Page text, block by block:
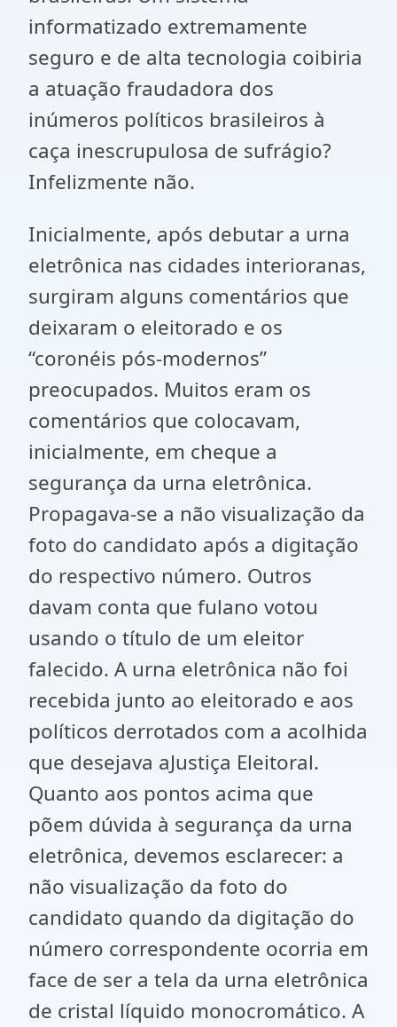
informatizado extremamente
seguro e de alta tecnologia coibiria
a atuação fraudadora dos
inúmeros políticos brasileiros à
caça inescrupulosa de sufrágio?
Infelizmente não.
Inicialmente, após debutar a urna
eletrônica nas cidades interioranas,
surgiram alguns comentários que
deixaram o eleitorado e os
“coronéis pós-modernos”
preocupados. Muitos eram os
comentários que colocavam,
inicialmente, em cheque a
segurança da urna eletrônica.
Propagava-se a não visualização da
foto do candidato após a digitação
do respectivo número. Outros
davam conta que fulano votou
usando o título de um eleitor
falecido. A urna eletrônica não foi
recebida junto ao eleitorado e aos
políticos derrotados com a acolhida
que desejava aJustiça Eleitoral.
Quanto aos pontos acima que
põem dúvida à segurança da urna
eletrônica, devemos esclarecer: a
não visualização da foto do
candidato quando da digitação do
número correspondente ocorria em
face de ser a tela da urna eletrônica
de cristal líquido monocromático. A